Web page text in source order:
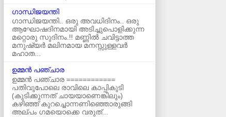
ഗാന്ധിജയന്തി
ഗാന്ധിജയന്തി.. ഒരു അവധിദിനം.. ഒരു
ആഘോഷദിനമായി അടിച്ചുപൊളിക്കുന്ന
മറ്റൊരു സുദിനം.!! മണ്ണിൽ ചവിട്ടാത്ത
മനുഷ്യർ മലിനമായ മനസ്സുള്ളവർ
മഹാത...
ഉമ്മന്‍ പഞ്ചാര
ഉമ്മൻ പഞ്ചാര ============
പതിവുപോലെ രാവിലെ കാപ്പികുടി
(കുടിക്കുന്നത് ചായയാണെങ്കിലും)
കഴിഞ്ഞ് കുറച്ചൊന്നണിഞ്ഞൊരുങ്ങി
അല്പം ഗമയൊക്കെ വരുത്...